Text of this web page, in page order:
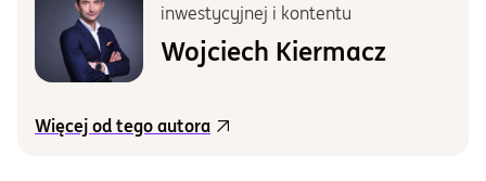
inwestycyjnej i kontentu
Wojciech Kiermacz
Więcej od tego autora